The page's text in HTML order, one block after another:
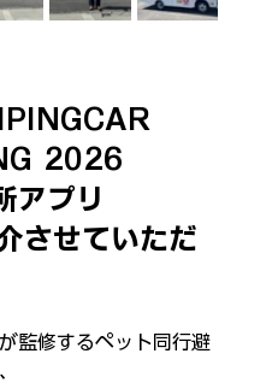
2026
アプリ
させていただ
監修するペット同行避